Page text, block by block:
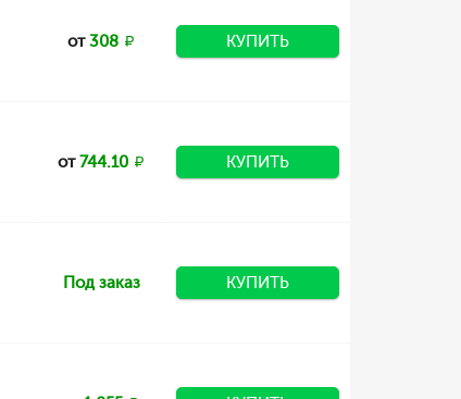
от308 КУПИТЬ
от744.10 КУПИТЬ
Под заказ КУПИТЬ